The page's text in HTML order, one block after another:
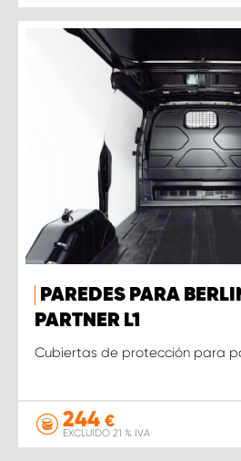
PAREDES PARA
PARTNER L1
Cubiertas de protección para
244 €
EXCLUIDO 21 % IVA